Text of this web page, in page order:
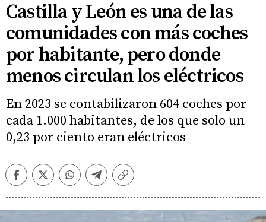
Castilla y León es una de las
comunidades con más coches
por habitante, pero donde
menos circulan los eléctricos
En 2023 se contabilizaron 604 coches por
cada 1.000 habitantes, de los que solo un
0,23 por ciento eran eléctricos
FacebookTwitterWhatsappTelegramCopiar